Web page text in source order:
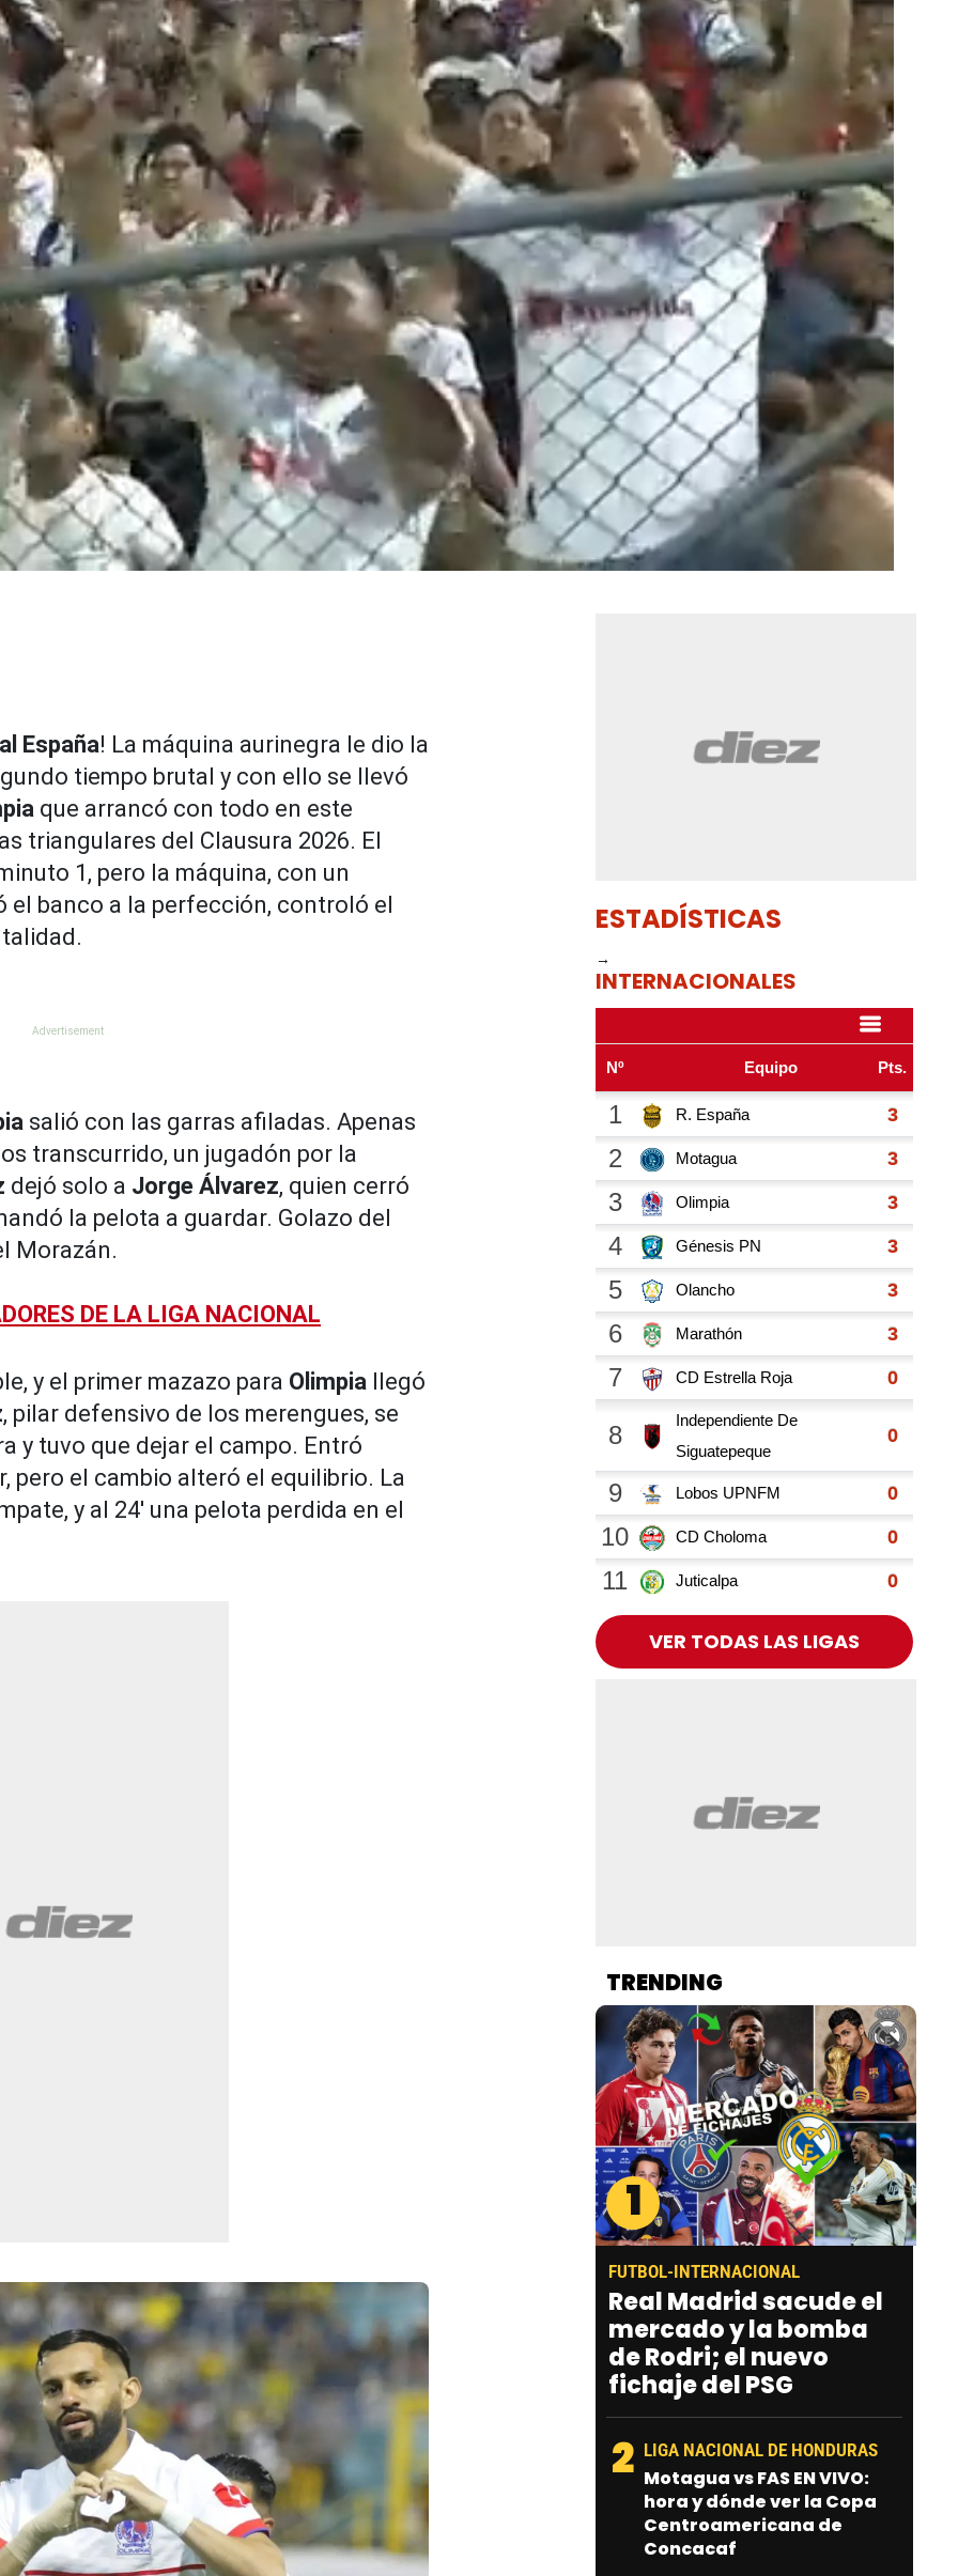
España! La máquina aurinegra le dio la
tiempo brutal y con ello se llevó
que arrancó con todo en este
triangulares del Clausura 2026. El
1, pero la máquina, con un
el banco a la perfección, controló el
salió con las garras afiladas. Apenas
transcurrido, un jugadón por la
dejó solo a Jorge Álvarez, quien cerró
la pelota a guardar. Golazo del
Morazán.
DE LA LIGA NACIONAL
y el primer mazazo para Olimpia llegó
, pilar defensivo de los merengues, se
y tuvo que dejar el campo. Entró
pero el cambio alteró el equilibrio. La
y al 24' una pelota perdida en el
ESTADÍSTICAS
→
INTERNACIONALES
VER TODAS LAS LIGAS
TRENDING
1
FUTBOL-INTERNACIONAL
Real Madrid sacude el
mercado y la bomba
de Rodri; el nuevo
fichaje del PSG
2 LIGA NACIONAL DE HONDURAS
Motagua vs FAS EN VIVO:
hora y dónde ver la Copa
Centroamericana de
Concacaf